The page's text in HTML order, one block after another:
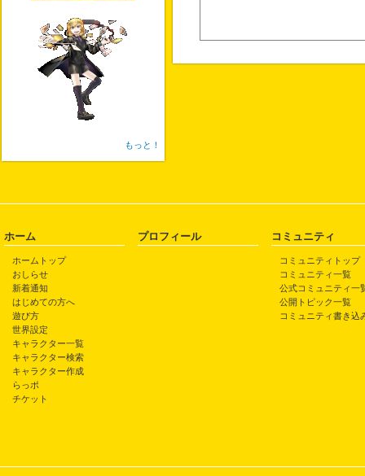
もっと！
ホーム
ホームトップ
おしらせ
新着通知
はじめての方へ
遊び方
世界設定
キャラクター一覧
キャラクター検索
キャラクター作成
らっポ
チケット
プロフィール コミュニティ
コミュニティトップ
コミュニティ一覧
公式コミュニティ一
公開トピック一覧
コミュニティ書き込